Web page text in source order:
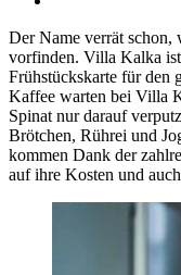
Der Name verrät schon,
vorfinden. Villa Kalka
Frühstückskarte für den
Kaffee warten bei Villa
Spinat nur darauf
Brötchen, Rührei und
kommen Dank der
auf ihre Kosten und